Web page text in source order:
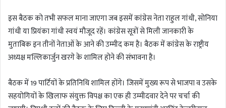
इस बैठक को तभी सफल माना जाएगा जब इसमें कांग्रेस नेता राहुल गांधी, सोनिया
गांधी या प्रियंका गांधी स्वयं मौजूद रहें। कांग्रेस सूत्रों से मिली जानकारी के
मुताबिक इन तीनों नेताओं के आने की उम्मीद कम है। बैठक में कांग्रेस के राष्ट्रीय
अध्यक्ष मल्लिकार्जुन खरगे के शामिल होने की संभावना है।
बैठक में 19 पार्टियों के प्रतिनिधि शामिल होंगे। जिसमें मुख्य रूप से भाजपा व उसके
सहयोगियों के खिलाफ संयुक्त विपक्ष का एक ही उम्मीदवार देने पर चर्चा की